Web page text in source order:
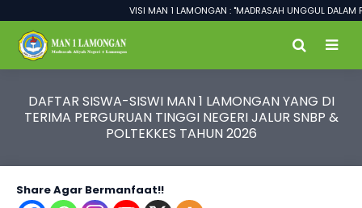
VISI MAN 1 LAMONGAN : "MADRASAH UNGGUL DALAM
DAFTAR SISWA-SISWI MAN 1 LAMONGAN YANG DI
TERIMA PERGURUAN TINGGI NEGERI JALUR SNBP &
POLTEKKES TAHUN 2026
Share Agar Bermanfaat!!